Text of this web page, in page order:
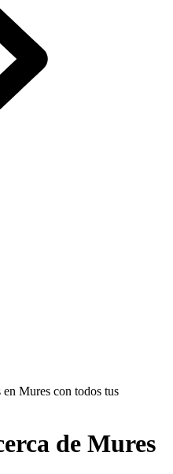
Mures con todos tus
de Mures